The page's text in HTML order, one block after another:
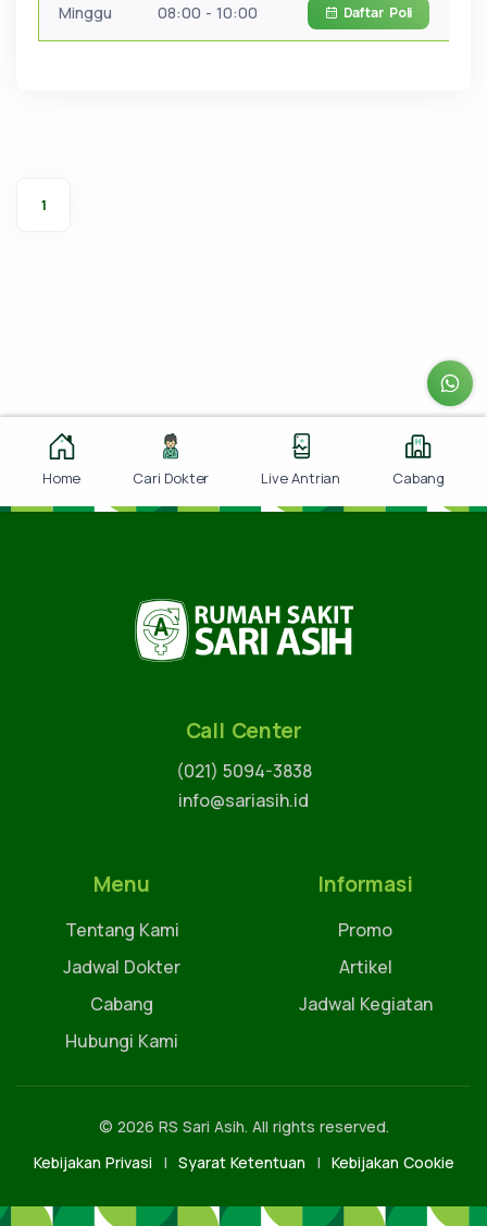
Minggu 08:00 - 10:00 Daftar Poli
1
Home Cari Dokter Live Antrian Cabang
Call Center
(021) 5094-3838
info@sariasih.id
Menu
Tentang Kami
Jadwal Dokter
Cabang
Hubungi Kami
Informasi
Promo
Artikel
Jadwal Kegiatan
© 2026 RS Sari Asih. All rights reserved.
Kebijakan Privasi
| Syarat Ketentuan | Kebijakan Cookie